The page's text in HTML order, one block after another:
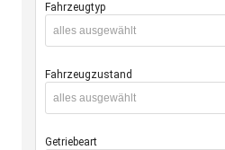
Fahrzeugtyp
alles ausgewählt
Fahrzeugzustand
alles ausgewählt
Getriebeart